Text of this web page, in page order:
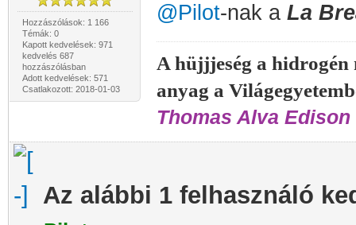
Hozzászólások: 1 166
Témák: 0
Kapott kedvelések: 971
kedvelés 687
hozzászólásban
Adott kedvelések: 571
Csatlakozott: 2018-01-03
@Pilot-nak a La
A hüjjjeség a hidrogén
anyag a
Thomas Alva Edison
Az alábbi 1 felhasználó